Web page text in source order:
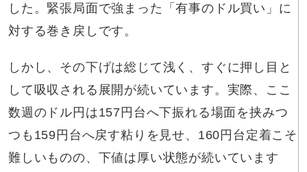
した。緊張局面で強まった「有事のドル買い」に
対する巻き戻しです。
しかし、その下げは総じて浅く、すぐに押し目と
して吸収される展開が続いています。実際、ここ
数週のドル円は157円台へ下振れる場面を挟みつ
つも159円台へ戻す粘りを見せ、160円台定着こそ
難しいものの、下値は厚い状態が続いています